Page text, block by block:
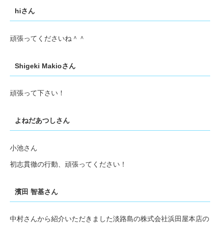
hiさん
頑張ってくださいね＾＾
Shigeki Makioさん
頑張って下さい！
よねだあつしさん
小池さん
初志貫徹の行動、頑張ってください！
濱田 智基さん
中村さんから紹介いただきました淡路島の株式会社浜田屋本店の